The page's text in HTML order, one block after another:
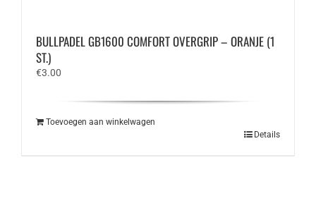
BULLPADEL GB1600 COMFORT OVERGRIP – ORANJE (1
ST.)
€3.00
Toevoegen aan winkelwagen
Details